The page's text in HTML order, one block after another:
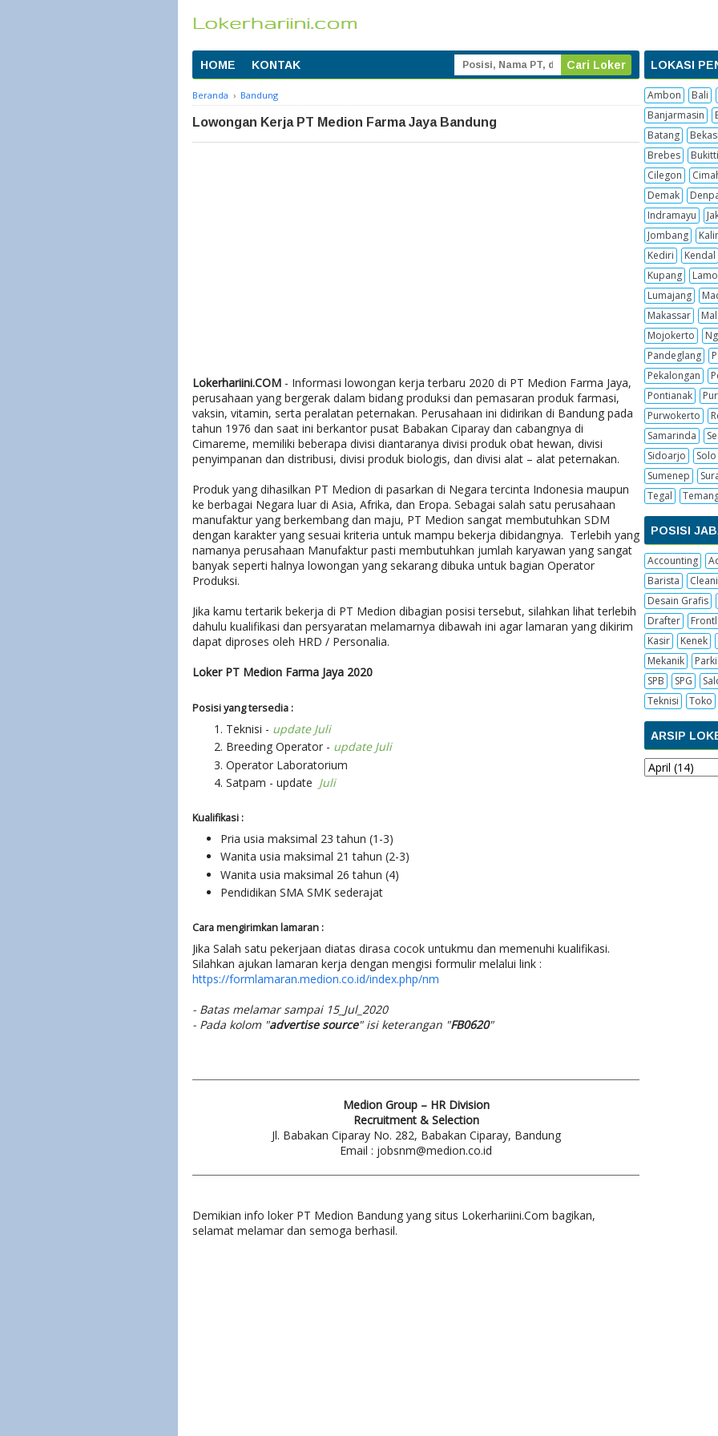
HOME KONTAK
Beranda › Bandung
Lowongan Kerja PT Medion Farma Jaya Bandung
Lokerhariini.COM - Informasi lowongan kerja terbaru 2020 di PT Medion Farma Jaya,
perusahaan yang bergerak dalam bidang produksi dan pemasaran produk farmasi,
vaksin, vitamin, serta peralatan peternakan. Perusahaan ini didirikan di Bandung pada
tahun 1976 dan saat ini berkantor pusat Babakan Ciparay dan cabangnya di
Cimareme, memiliki beberapa divisi diantaranya divisi produk obat hewan, divisi
penyimpanan dan distribusi, divisi produk biologis, dan divisi alat – alat peternakan.
Produk yang dihasilkan PT Medion di pasarkan di Negara tercinta Indonesia maupun
ke berbagai Negara luar di Asia, Afrika, dan Eropa. Sebagai salah satu perusahaan
manufaktur yang berkembang dan maju, PT Medion sangat membutuhkan SDM
dengan karakter yang sesuai kriteria untuk mampu bekerja dibidangnya. Terlebih yang
namanya perusahaan Manufaktur pasti membutuhkan jumlah karyawan yang sangat
banyak seperti halnya lowongan yang sekarang dibuka untuk bagian Operator
Produksi.
Jika kamu tertarik bekerja di PT Medion dibagian posisi tersebut, silahkan lihat terlebih
dahulu kualifikasi dan persyaratan melamarnya dibawah ini agar lamaran yang dikirim
dapat diproses oleh HRD / Personalia.
Loker PT Medion Farma Jaya 2020
Posisi yang tersedia :
Teknisi - update Juli
Breeding Operator - update Juli
Operator Laboratorium
Satpam - update Juli
Kualifikasi :
Pria usia maksimal 23 tahun (1-3)
Wanita usia maksimal 21 tahun (2-3)
Wanita usia maksimal 26 tahun (4)
Pendidikan SMA SMK sederajat
Cara mengirimkan lamaran :
Jika Salah satu pekerjaan diatas dirasa cocok untukmu dan memenuhi kualifikasi.
Silahkan ajukan lamaran kerja dengan mengisi formulir melalui link :
https://formlamaran.medion.co.id/index.php/nm
- Batas melamar sampai 15_Jul_2020
- Pada kolom "advertise source" isi keterangan "FB0620"
Medion Group – HR Division
Recruitment & Selection
Jl. Babakan Ciparay No. 282, Babakan Ciparay, Bandung
Email : jobsnm@medion.co.id
Demikian info loker PT Medion Bandung yang situs Lokerhariini.Com bagikan,
selamat melamar dan semoga berhasil.
LOKASI
Ambon
Bali
Banjarmasin
Batang
Brebes
Cilegon
Demak
Indramayu
Jombang
Kediri
Kendal
Kupang
Lumajang
Makassar
Mojokerto
Pandeglang
Pekalongan
Pontianak
Purwokerto
Samarinda
Sidoarjo
Solo
Sumenep
Tegal
POSISI
Accounting
Barista
Desain Grafis
Drafter
Kasir
Kenek
Mekanik
SPB
SPG
Teknisi
Toko
ARSIP